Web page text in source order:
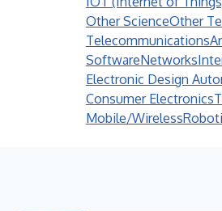
Other ScienceOther
Telecommunications
SoftwareNetworks
Electronic Design
Consumer Electronics
Mobile/Wireless